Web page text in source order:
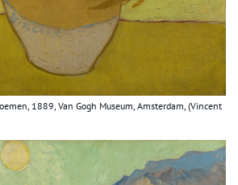
1889, Van Gogh Museum, Amsterdam, (Vincent